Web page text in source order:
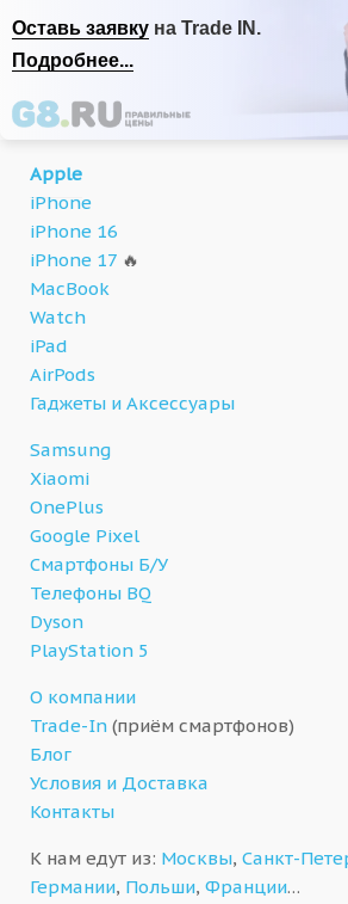
Оставь заявку на Trade IN.
Подробнее...
Apple
iPhone
iPhone 16
iPhone 17 🔥
MacBook
Watch
iPad
AirPods
Гаджеты и Аксессуары
Samsung
Xiaomi
OnePlus
Google Pixel
Смартфоны Б/У
Телефоны BQ
Dyson
PlayStation 5
О компании
Trade-In (приём смартфонов)
Блог
Условия и Доставка
Контакты
К нам едут из: Москвы, Санкт-
Германии, Польши, Франции…